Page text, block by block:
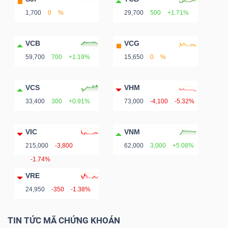
1,700 0 % 29,700 500 +1.71%
VCB
59,700 700 +1.19%
VCG
15,650 0 %
VCS
33,400 300 +0.91%
VHM
73,000 -4,100 -5.32%
VIC
215,000
-3,800
-1.74%
VNM
62,000 3,000 +5.08%
VRE
24,950 -350 -1.38%
TIN TỨC MÃ CHỨNG KHOÁN
Dữ
chính